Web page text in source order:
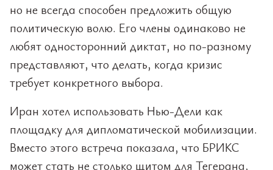
но не всегда способен предложить общую
политическую волю. Его члены одинаково не
любят односторонний диктат, но по-разному
представляют, что делать, когда кризис
требует конкретного выбора.
Иран хотел использовать Нью-Дели как
площадку для дипломатической мобилизации.
Вместо этого встреча показала, что БРИКС
может стать не столько щитом для Тегерана,